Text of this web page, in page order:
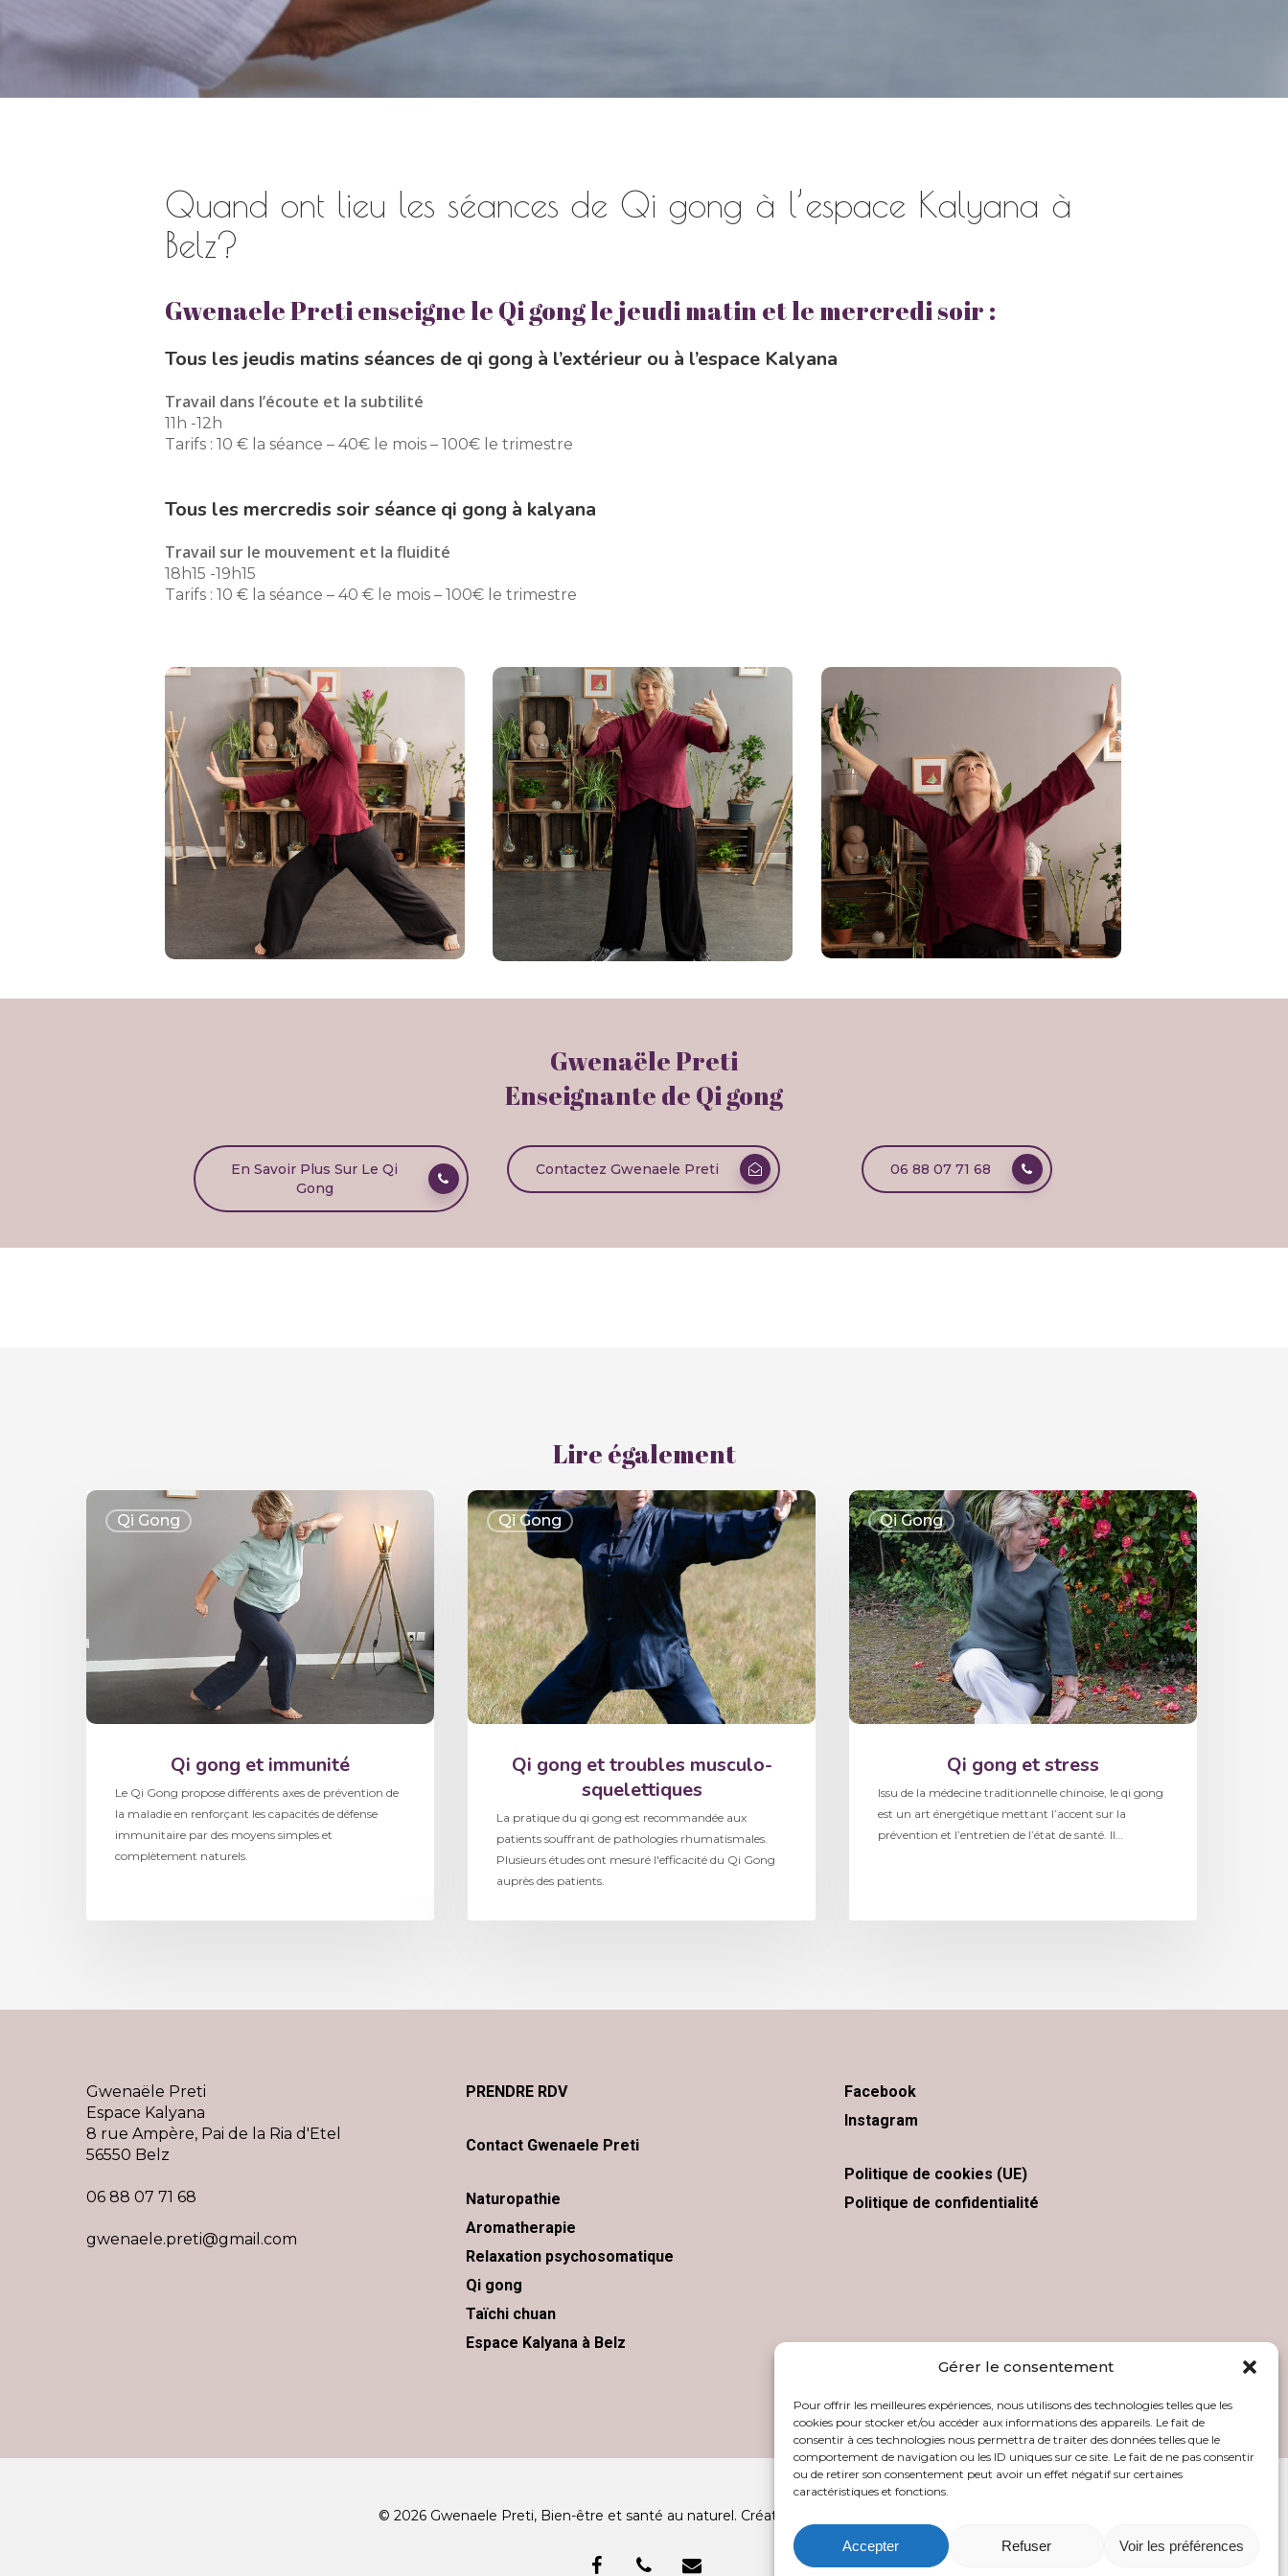
Gérer le consentement
Pour offrir les meilleures expériences, nous utilisons des technologies telles que les
cookies pour stocker et/ou accéder aux informations des appareils. Le fait de
consentir à ces technologies nous permettra de traiter des données telles que le
comportement de navigation ou les ID uniques sur ce site. Le fait de ne pas consentir
ou de retirer son consentement peut avoir un effet négatif sur certaines
caractéristiques et fonctions.
Accepter Refuser Voir les préférences
Quand ont lieu les séances de Qi gong à l’espace Kalyana à
Belz?
Gwenaele Preti enseigne le Qi gong le jeudi matin et le mercredi soir :
Tous les jeudis matins séances de qi gong à l’extérieur ou à l’espace Kalyana
Travail dans l’écoute et la subtilité
11h -12h
Tarifs : 10 € la séance – 40€ le mois – 100€ le trimestre
Tous les mercredis soir séance qi gong à kalyana
Travail sur le mouvement et la fluidité
18h15 -19h15
Tarifs : 10 € la séance – 40 € le mois – 100€ le trimestre
Gwenaële Preti
Enseignante de Qi gong
En Savoir Plus Sur Le Qi
Gong
Contactez Gwenaele Preti 06 88 07 71 68
Lire également
Qi Gong
Qi gong et immunité
Le Qi Gong propose différents axes de prévention de
la maladie en renforçant les capacités de défense
immunitaire par des moyens simples et
complètement naturels.
Qi Gong
Qi gong et troubles musculo-
squelettiques
La pratique du qi gong est recommandée aux
patients souffrant de pathologies rhumatismales.
Plusieurs études ont mesuré l'efficacité du Qi Gong
auprès des patients.
Qi Gong
Qi gong et stress
Issu de la médecine traditionnelle chinoise, le qi gong
est un art énergétique mettant l’accent sur la
prévention et l’entretien de l’état de santé. Il…
Gwenaële Preti
Espace Kalyana
8 rue Ampère, Pai de la Ria d'Etel
56550 Belz
06 88 07 71 68
gwenaele.preti@gmail.com
PRENDRE RDV
Contact Gwenaele Preti
Naturopathie
Aromatherapie
Relaxation psychosomatique
Qi gong
Taïchi chuan
Espace Kalyana à Belz
Facebook
Instagram
Politique de cookies (UE)
Politique de confidentialité
© 2026 Gwenaele Preti, Bien-être et santé au naturel. Création
facebookphone email